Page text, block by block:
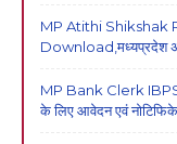
MP Atithi Shikshak
Download,मध्यप्रदेश
MP Bank Clerk IBPS
के लिए आवेदन एवं